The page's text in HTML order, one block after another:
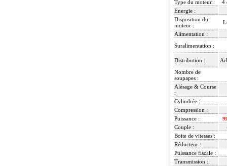
Type du moteur :
4
Energie :
Disposition du
moteur :
Alimentation :
Suralimentation :
Distribution :
Nombre de
soupapes :
Alésage & Course
:
Cylindrée :
Compression :
Puissance :
95
Couple :
Boite de vitesses :
Réducteur :
Puissance fiscale :
Transmission :